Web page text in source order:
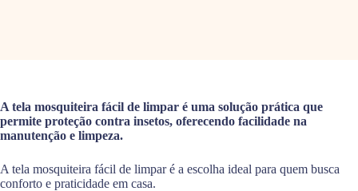
A tela mosquiteira fácil de limpar é uma solução prática que
permite proteção contra insetos, oferecendo facilidade na
manutenção e limpeza.
A tela mosquiteira fácil de limpar é a escolha ideal para quem busca
conforto e praticidade em casa.